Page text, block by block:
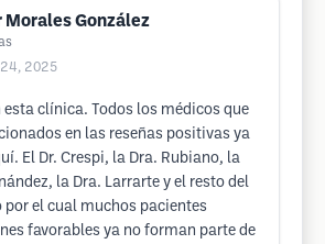
Morales González
24, 2025
esta clínica. Todos los médicos que
en las reseñas positivas ya
El Dr. Crespi, la Dra. Rubiano, la
la Dra. Larrarte y el resto del
por el cual muchos pacientes
favorables ya no forman parte de